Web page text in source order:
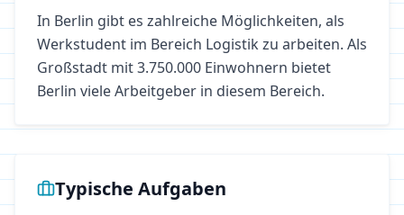
In Berlin gibt es zahlreiche Möglichkeiten, als
Werkstudent im Bereich Logistik zu arbeiten. Als
Großstadt mit 3.750.000 Einwohnern bietet
Berlin viele Arbeitgeber in diesem Bereich.
Typische Aufgaben